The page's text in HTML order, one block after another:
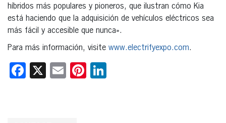
híbridos más populares y pioneros, que ilustran cómo Kia
está haciendo que la adquisición de vehículos eléctricos sea
más fácil y accesible que nunca».
Para más información, visite www.electrifyexpo.com.
Facebook
X EmailPinterest